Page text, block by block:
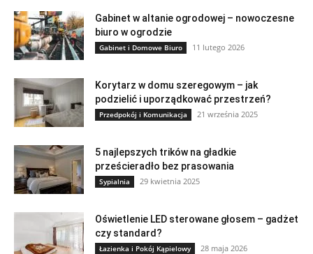
Gabinet w altanie ogrodowej – nowoczesne
biuro w ogrodzie
Gabinet i Domowe Biuro 11 lutego 2026
Korytarz w domu szeregowym – jak
podzielić i uporządkować przestrzeń?
Przedpokój i Komunikacja 21 września 2025
5 najlepszych trików na gładkie
prześcieradło bez prasowania
Sypialnia 29 kwietnia 2025
Oświetlenie LED sterowane głosem – gadżet
czy standard?
Łazienka i Pokój Kąpielowy 28 maja 2026